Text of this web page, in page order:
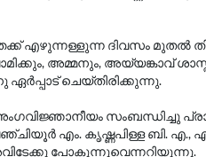
എഴുന്നള്ളുന്ന ദിവസം മുതൽ
അമ്മനും, അയ്യങ്കാവ്
ഏർപ്പാട് ചെയ്തിരിക്കുന്നു.
സംബന്ധിച്ചു
വഞ്ചിയൂർ എം. കൃഷ്ണപിള്ള ബി.
പോകുന്നുവെന്നറിയുന്നു.